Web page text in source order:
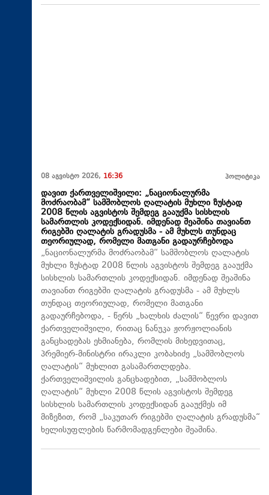
08 აგვისტო 2026, 16:36 პოლიტიკა
დავით ქართველიშვილი: „ნაციონალურმა
მოძრაობამ“ სამშობლოს ღალატის მუხლი ზუსტად
2008 წლის აგვისტოს შემდეგ გააუქმა სისხლის
სამართლის კოდექსიდან. იმდენად შეაშინა თავიანთ
რიგებში ღალატის გრადუსმა - ამ მუხლს თუნდაც
თეორიულად, რომელი მათგანი გადაურჩებოდა
„ნაციონალურმა მოძრაობამ“ სამშობლოს ღალატის
მუხლი ზუსტად 2008 წლის აგვისტოს შემდეგ გააუქმა
სისხლის სამართლის კოდექსიდან. იმდენად შეაშინა
თავიანთ რიგებში ღალატის გრადუსმა - ამ მუხლს
თუნდაც თეორიულად, რომელი მათგანი
გადაურჩებოდა, - წერს „ხალხის ძალის“ წევრი დავით
ქართველიშვილი, რითაც ნანუკა ჟორჟოლიანის
განცხადებას ეხმიანება, რომლის მიხედვითაც,
პრემიერ-მინისტრი ირაკლი კობახიძე „სამშობლოს
ღალატის“ მუხლით გასამართლდება.
ქართველიშვილის განცხადებით, „სამშობლოს
ღალატის“ მუხლი 2008 წლის აგვისტოს შემდეგ
სისხლის სამართლის კოდექსიდან გააუქმეს იმ
მიზეზით, რომ „საკუთარ რიგებში ღალატის გრადუსმა“
ხელისუფლების წარმომადგენლები შეაშინა.